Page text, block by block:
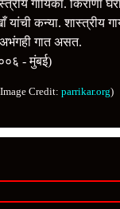
गायिका. किराणा
कन्या. शास्त्रीय
गात असत.
- मुंबई)
Credit: parrikar.org)